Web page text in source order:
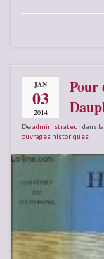
JAN
03
2014
Pour
Deadministrateurdans
ouvrages historiques